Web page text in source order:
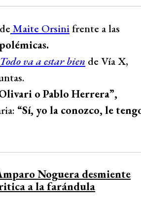
Maite Orsinifrente a las
Todo va a estar bien de Vía X,
o Pablo Herrera”,
“Sí, yo la conozco, le
Noguera desmiente
a la farándula